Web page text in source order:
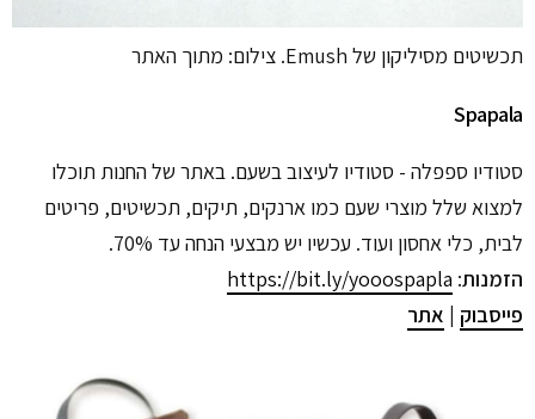
תכשיטים מסיליקון של Emush. צילום: מתוך האתר
Spapala
סטודיו ספפלה - סטודיו לעיצוב בשעם. באתר של החנות תוכלו
למצוא שלל מוצרי שעם כמו ארנקים, תיקים, תכשיטים, פריטים
לבית, כלי אחסון ועוד. עכשיו יש מבצעי הנחה עד 70%.
הזמנות:
https://bit.ly/yooospapla
פייסבוק | אתר